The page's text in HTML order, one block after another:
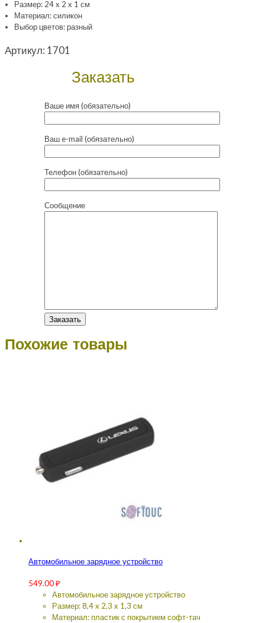
Размер: 24 x 2 x 1 см
Материал: силикон
Выбор цветов: разный
Артикул: 1701
Заказать
Ваше имя (обязательно)
Ваш e-mail (обязательно)
Телефон (обязательно)
Сообщение
Похожие товары
Автомобильное зарядное устройство
549.00₽
Автомобильное зарядное устройство
Размер: 8,4 x 2,3 x 1,3 см
Материал: пластик с покрытием софт-тач